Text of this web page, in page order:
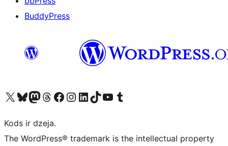
BuddyPress
Apmeklējiet mūsu X (agrāk Twitter) kontu
Apmeklējiet mūsu Bluesky kontu
Apmeklējiet mūsu Mastodon kontu
Apmeklējiet mūsu Threads kontu
Apmeklējiet mūsu Facebook lapuApmeklējiet mūsu Instagram kontu
Apmeklējiet mūsu LinkedIn kontu
Apmeklējiet mūsu TikTok kontu
Apmeklējiet mūsu YouTube kanālu
Apmeklējiet mūsu Tumblr kontu
Kods ir dzeja.
The WordPress® trademark is the intellectual property